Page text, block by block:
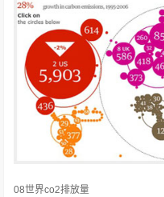
08世界co2排放量